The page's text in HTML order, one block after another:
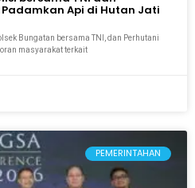
Api di Hutan Jati
Bungatan bersama TNI, dan Perhutani
masyarakat terkait
PEMERINTAHAN